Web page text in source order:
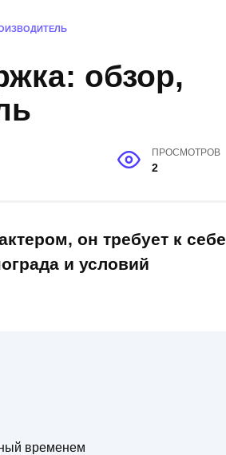
обзор,
ПРОСМОТРОВ
2
он требует к себе
и условий
временем